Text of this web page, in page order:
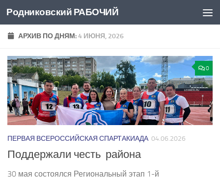
Перейти к содержимому
Родниковский РАБОЧИЙ
АРХИВ ПО ДНЯМ:4 ИЮНЯ, 2026
0
ПЕРВАЯ ВСЕРОССИЙСКАЯ СПАРТАКИАДА 04.06.2026
Поддержали честь района
30 мая состоялся Региональный этап 1-й